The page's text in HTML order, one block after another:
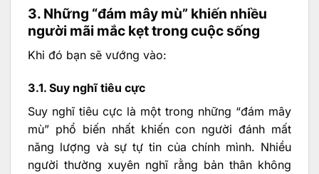
3. Những “đám mây mù” khiến nhiều
người mãi mắc kẹt trong cuộc sống
Khi đó bạn sẽ vướng vào:
3.1. Suy nghĩ tiêu cực
Suy nghĩ tiêu cực là một trong những “đám mây
mù” phổ biến nhất khiến con người đánh mất
năng lượng và sự tự tin của chính mình. Nhiều
người thường xuyên nghĩ rằng bản thân không